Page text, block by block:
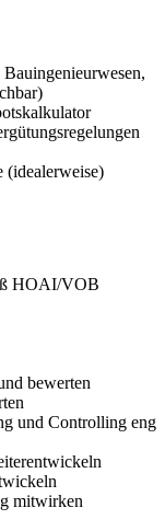
HOAI/VOB
bewerten
und Controlling eng
mitwirken